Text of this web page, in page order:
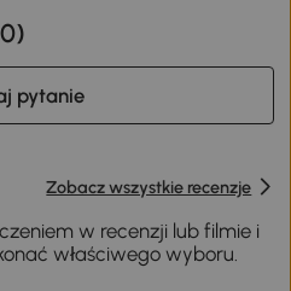
0)
pytanie
Zobacz wszystkie recenzje
w recenzji lub filmie i
właściwego wyboru.